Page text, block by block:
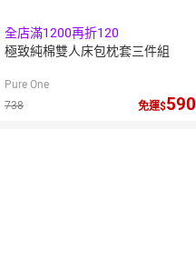
全店滿1200再折120
極致純棉雙人床包枕套三件組
Pure One
738
免運 590